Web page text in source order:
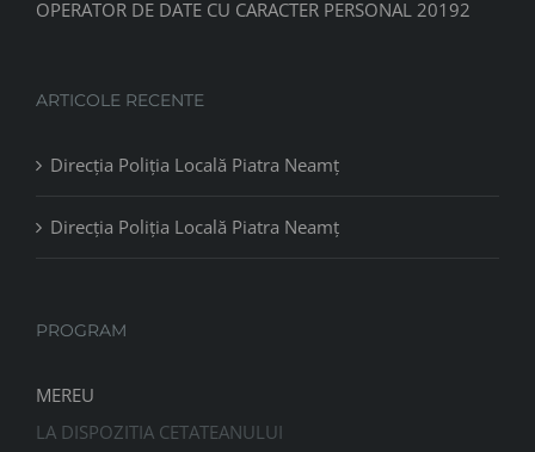
OPERATOR DE DATE CU CARACTER PERSONAL 20192
ARTICOLE RECENTE
Direcția Poliția Locală Piatra Neamț
Direcția Poliția Locală Piatra Neamț
PROGRAM
MEREU
LA DISPOZITIA CETATEANULUI